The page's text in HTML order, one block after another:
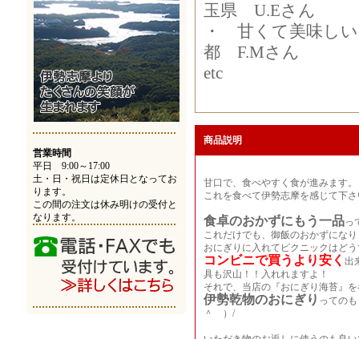
営業時間
平日 9:00～17:00
土・日・祝日は定休日となってお
ります。
この間の注文は休み明けの受付と
なります。
玉県 U.Eさん
・ 甘くて美味し
都 F.Mさん
etc
商品説明
甘口で、食べやすく食が進みます。
これを食べて伊勢志摩を感じて下
食卓のおかずにもう一品っ
これだけでも、御飯のおかずにな
おにぎりに入れてピクニックはど
コンビニで買うより安く 出
具も沢山！！入れれますよ！
それで、当店の『おにぎり海苔』
伊勢乾物のおにぎり っての
＾ ）/